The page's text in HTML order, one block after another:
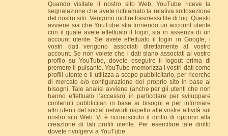
Quando visitate il nostro sito Web, YouTube riceve la
segnalazione che avete richiamato la relativa sottosezione
del nostro sito. Vengono inoltre trasmessi file di log. Questo
avviene sia che YouTube stia fornendo un account utente
con il quale avete effettuato il login, sia in assenza di un
account utente. Se avete effettuato il login in Google, i
vostri dati vengono associati direttamente al vostro
account. Se non volete che i dati siano associati al vostro
profilo su YouTube, dovete eseguire il logout prima di
premere il pulsante. YouTube memorizza i vostri dati come
profili utente e li utilizza a scopo pubblicitario, per ricerche
di mercato e/o configurazione del proprio sito in base ai
bisogni. Tale analisi avviene (anche per gli utenti che non
hanno effettuato l’accesso) in particolare per sviluppare
contenuti pubblicitari in base ai bisogni e per informare
altri utenti del social network rispetto alle vostre attività sul
nostro sito Web. Vi è riconosciuto il diritto di opporvi alla
creazione di tali profili utente. Per esercitare tale diritto
dovete rivolgervi a YouTube.